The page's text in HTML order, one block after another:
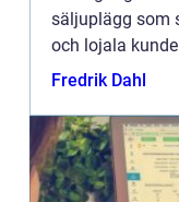
säljuplägg som
och lojala
tydlig pl...
Fredrik Dahl